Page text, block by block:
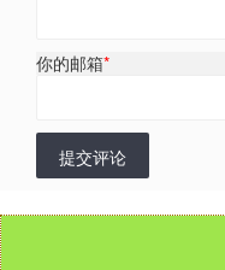
你的邮箱*
提交评论